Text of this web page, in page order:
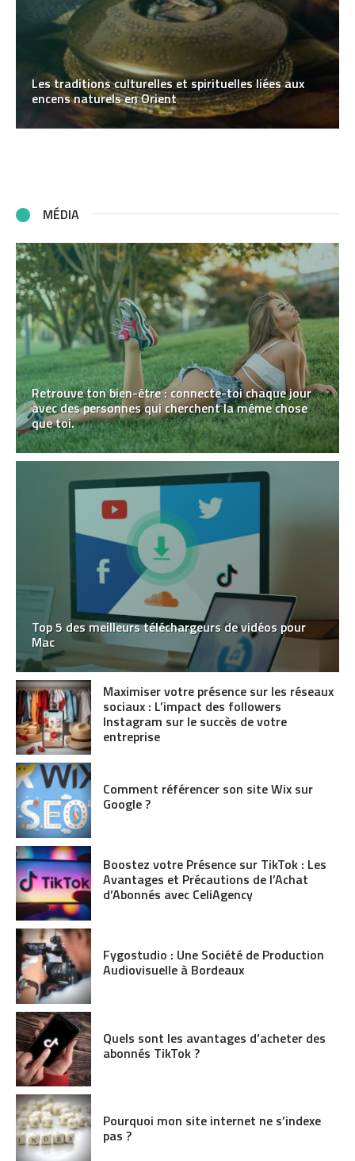
Les traditions culturelles et spirituelles liées aux
encens naturels en Orient
MÉDIA
Retrouve ton bien-être : connecte-toi chaque jour
avec des personnes qui cherchent la même chose
que toi.
Top 5 des meilleurs téléchargeurs de vidéos pour
Mac
Maximiser votre présence sur les réseaux
sociaux : L’impact des followers
Instagram sur le succès de votre
entreprise
Comment référencer son site Wix sur
Google ?
Boostez votre Présence sur TikTok : Les
Avantages et Précautions de l’Achat
d’Abonnés avec CeliAgency
Fygostudio : Une Société de Production
Audiovisuelle à Bordeaux
Quels sont les avantages d’acheter des
abonnés TikTok ?
Pourquoi mon site internet ne s’indexe
pas ?